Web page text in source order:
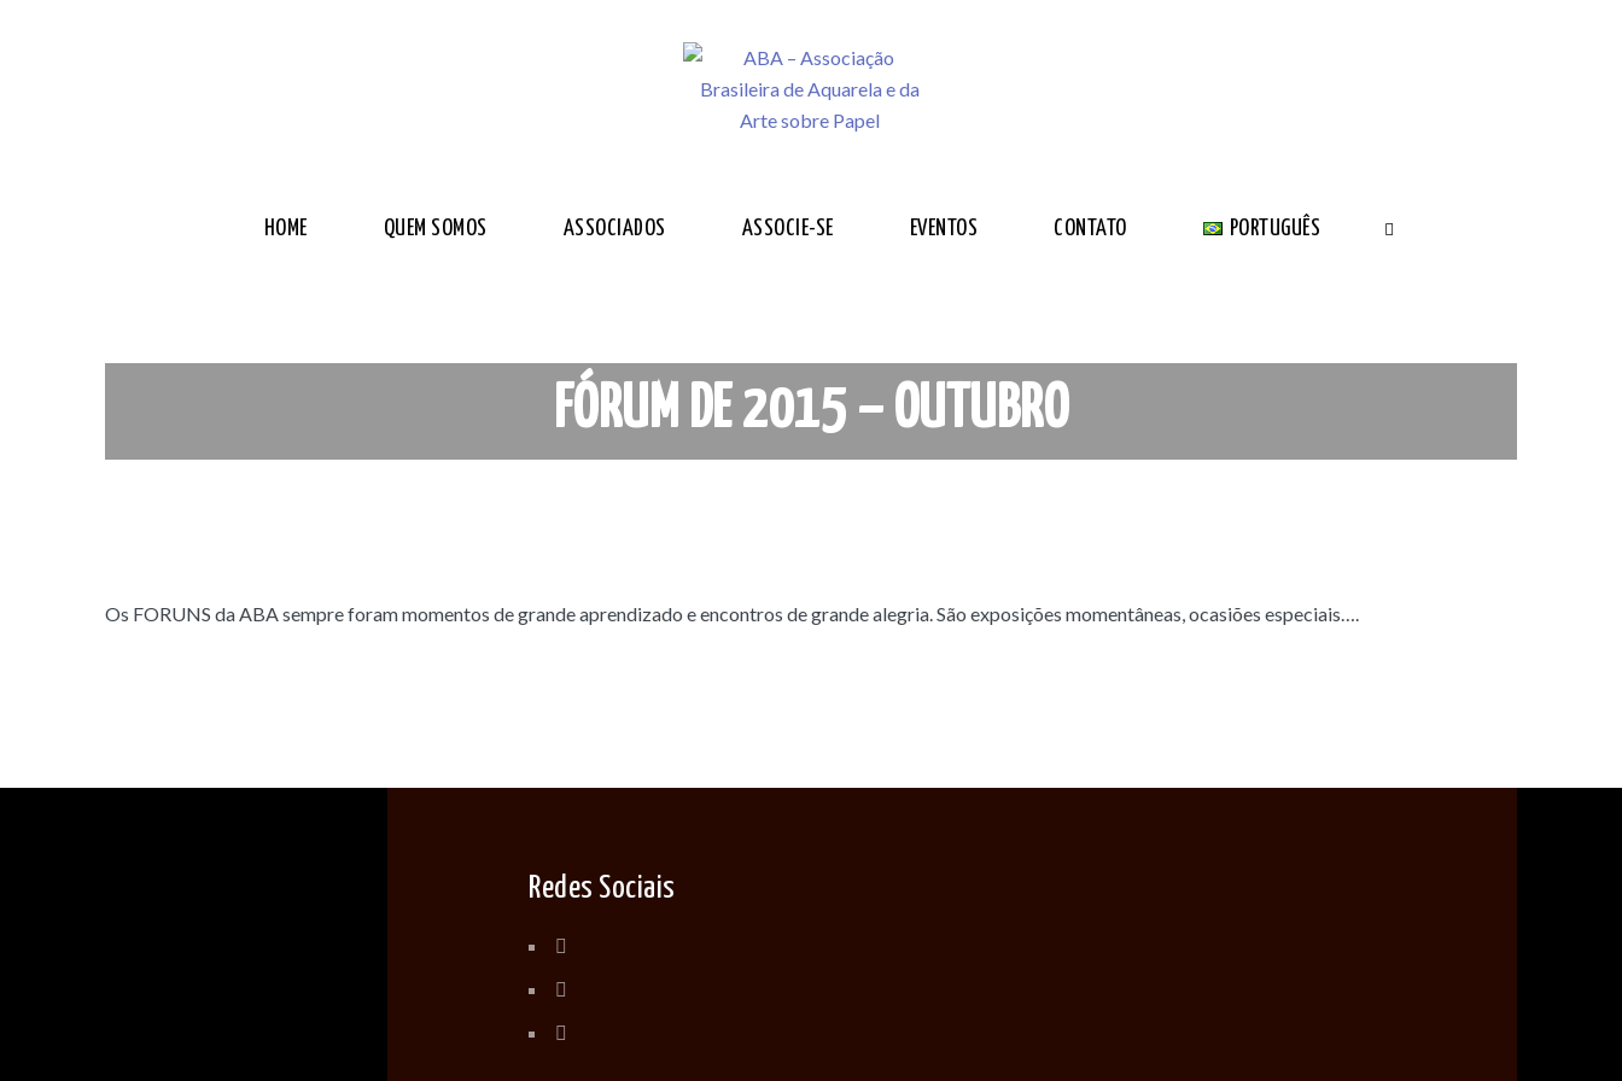
HOME QUEM SOMOS ASSOCIADOS ASSOCIE-SE EVENTOS CONTATO PORTUGUÊS
FÓRUM DE 2015 – OUTUBRO
Os FORUNS da ABA sempre foram momentos de grande aprendizado e encontros de grande alegria. São exposições momentâneas, ocasiões especiais….
Redes Sociais